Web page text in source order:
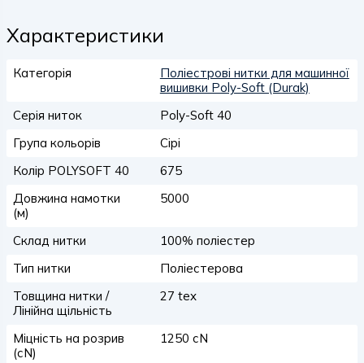
Характеристики
Категорія
Поліестрові нитки для машинної
вишивки Poly-Soft (Durak)
Серія ниток
Poly-Soft 40
Група кольорів
Сірі
Колір POLYSOFT 40
675
Довжина намотки
(м)
5000
Склад нитки
100% поліестер
Тип нитки
Поліестерова
Товщина нитки /
Лінійна щільність
27 tex
Міцність на розрив
(сN)
1250 сN